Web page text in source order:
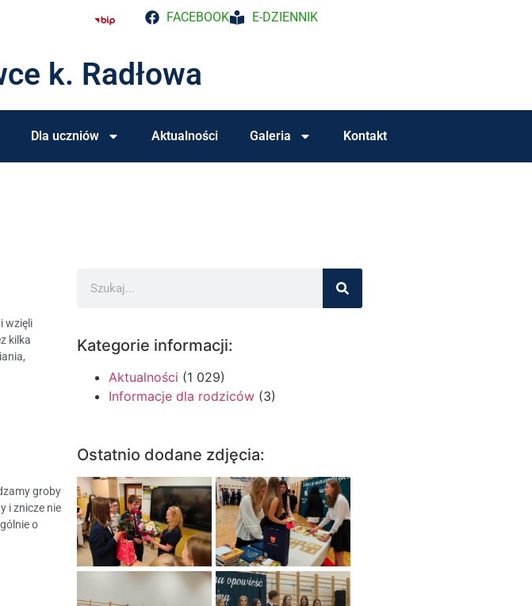
FACEBOOK E-DZIENNIK
k. Radłowa
Dla uczniów Aktualności Galeria Kontakt
wzięli
kilka
groby
i znicze nie
o
Kategorie informacji:
Aktualności (1 029)
Informacje dla rodziców(3)
Ostatnio dodane zdjęcia: